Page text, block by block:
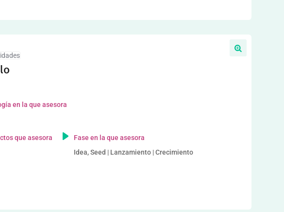
en la que asesora
que asesora
Fase en la que asesora
Idea, Seed | Lanzamiento | Crecimiento